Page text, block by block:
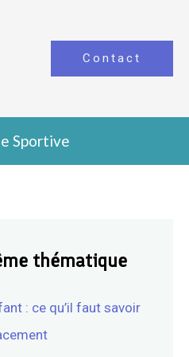
Contact
Sportive
thématique
: ce qu’il faut savoir